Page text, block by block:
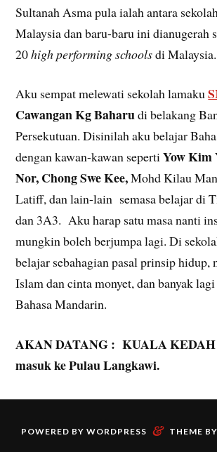
Sultanah Asma pula ialah antara
Malaysia dan baru-baru ini dianugerah
20high performing schoolsdi Malaysia.
Aku sempat melewati sekolah lamaku
Cawangan Kg Baharudi belakang
Persekutuan. Disinilah aku belajar
dengan kawan-kawan sepertiYow Kim
Nor, Chong Swe Kee,Mohd Kilau
Latiff, dan lain-lain semasa belajar di
dan 3A3. Aku harap satu masa nanti
mungkin boleh berjumpa lagi. Di
belajar sebahagian pasal prinsip hidup,
Islam dan cinta monyet, dan banyak
Bahasa Mandarin.
AKAN DATANG : KUALA
masuk ke Pulau Langkawi.
POWERED BY WORDPRESS & THEME BY